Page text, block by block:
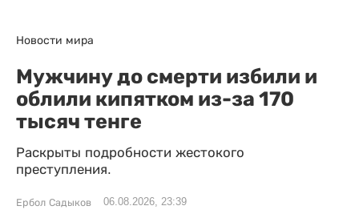
Новости мира
Мужчину до смерти избили и
облили кипятком из-за 170
тысяч тенге
Раскрыты подробности жестокого
преступления.
Ербол Садыков 06.08.2026, 23:39